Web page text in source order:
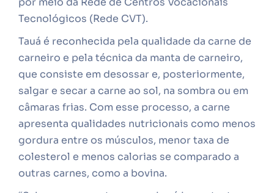
Tecnológicos (Rede CVT).
Tauá é reconhecida pela qualidade da carne de
carneiro e pela técnica da manta de carneiro,
que consiste em desossar e, posteriormente,
salgar e secar a carne ao sol, na sombra ou em
câmaras frias. Com esse processo, a carne
apresenta qualidades nutricionais como menos
gordura entre os músculos, menor taxa de
colesterol e menos calorias se comparado a
outras carnes, como a bovina.